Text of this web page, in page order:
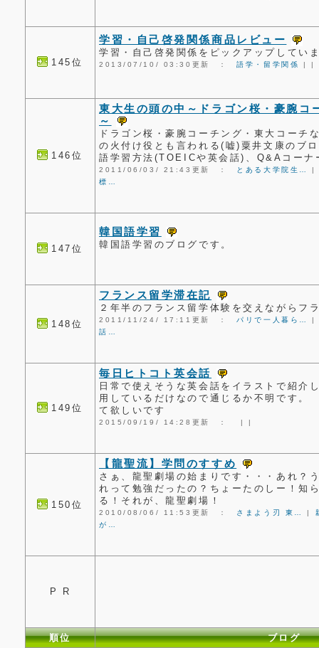
145位
学習・自己啓発関係商品レビュー
学習・自己啓発関係をピックアップしてい
2013/07/10/ 03:30更新 ：語学・留学関係 | |
146位
東大生の頭の中～ドラゴン桜・豪腕コ
～
ドラゴン桜・豪腕コーチング・東大コーチ
の火付け役とも言われる(嘘)粟井文康のブ
語学習方法(TOEICや英会話)、Q&Aコーナ
2011/06/03/ 21:43更新 ： とある大学院生…
標…
147位
韓国語学習
韓国語学習のブログです。
148位
フランス留学滞在記
２年半のフランス留学体験を交えながらフ
2011/11/24/ 17:11更新 ： パリで一人暮ら…
話…
149位
毎日ヒトコト英会話
日常で使えそうな英会話をイラストで紹介
用しているだけなので通じるか不明です
て欲しいです
2015/09/19/ 14:28更新 ： | |
150位
【龍聖流】学問のすすめ
さぁ、龍聖劇場の始まりです・・・あれ？
れって勉強だったの？ちょーたのしー！知
る！それが、龍聖劇場！
2010/08/06/ 11:53更新 ： さまよう刃 東… |
が…
P R
順位 ブログ